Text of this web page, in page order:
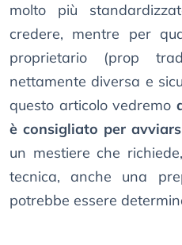
molto più
credere, mentre per
proprietario (prop
nettamente diversa e
questo articolo vedremo
è consigliato per
un mestiere che
tecnica, anche una
potrebbe essere